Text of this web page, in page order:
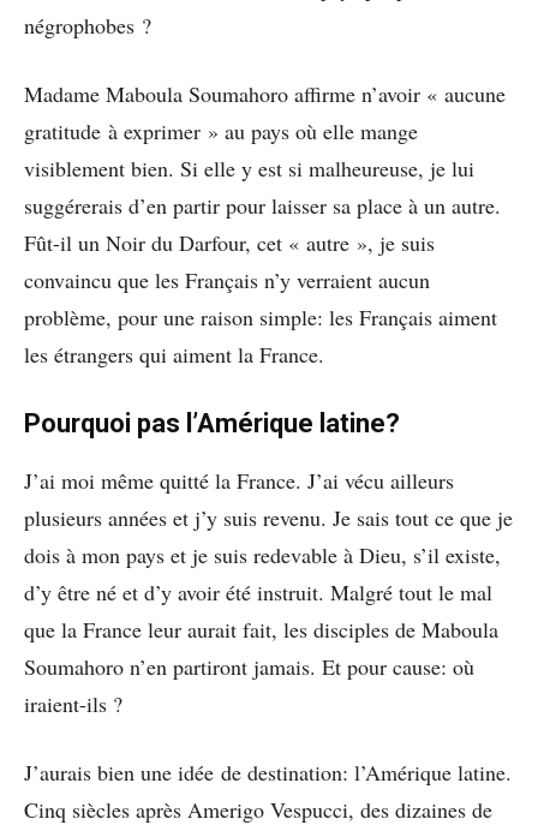
négrophobes ?
Madame Maboula Soumahoro affirme n’avoir « aucune
gratitude à exprimer » au pays où elle mange
visiblement bien. Si elle y est si malheureuse, je lui
suggérerais d’en partir pour laisser sa place à un autre.
Fût-il un Noir du Darfour, cet « autre », je suis
convaincu que les Français n’y verraient aucun
problème, pour une raison simple: les Français aiment
les étrangers qui aiment la France.
Pourquoi pas l’Amérique latine?
J’ai moi même quitté la France. J’ai vécu ailleurs
plusieurs années et j’y suis revenu. Je sais tout ce que je
dois à mon pays et je suis redevable à Dieu, s’il existe,
d’y être né et d’y avoir été instruit. Malgré tout le mal
que la France leur aurait fait, les disciples de Maboula
Soumahoro n’en partiront jamais. Et pour cause: où
iraient-ils ?
J’aurais bien une idée de destination: l’Amérique latine.
Cinq siècles après Amerigo Vespucci, des dizaines de